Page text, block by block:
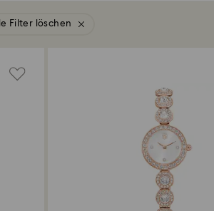
Filter löschen